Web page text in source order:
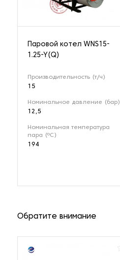
Паровой котел WNS15-
1.25-Y(Q)
Производительность (т/ч)
15
Номинальное давление (бар)
12,5
Номинальная температура
пара (ºС)
194
Обратите внимание